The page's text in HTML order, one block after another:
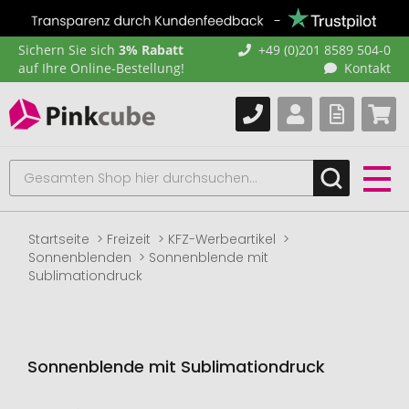
Sichern Sie sich 3% Rabatt
auf Ihre Online-Bestellung!
+49 (0)201 8589 504-0
Kontakt
Startseite Freizeit
KFZ-Werbeartikel
Sonnenblenden
Sonnenblende mit
Sublimationdruck
Sonnenblende mit Sublimationdruck